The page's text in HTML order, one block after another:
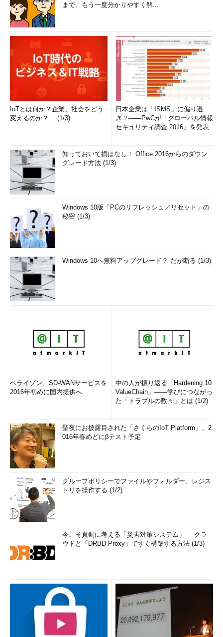
まで、もう一度分かりやすく解...
IoTとは何か？企業、社会をどう
変えるのか？ (1/3)
日本企業は「ISMS」に偏り過
ぎ？――PwCが「グローバル情報
セキュリティ調査 2016」を発表
知っておいて損はなし！ Office 2016からのダウン
グレード方法 (1/3)
Windows 10版「PCのリフレッシュ／リセット」の
秘密 (1/3)
Windows 10へ無料アップグレード？ だが断る (1/3)
ベライゾン、SD-WANサービスを
2016年初めに国内提供へ
中の人が振り返る「Hardening 10
ValueChain」――学びにつながっ
た「トラブルの数々」とは (1/2)
聖夜にお披露目された「さくらのIoT Platform」、2
016年春めどにβテスト予定
グループポリシーでファイルやフォルダー、レジス
トリを操作する (1/2)
今こそ真剣に考える「災害対策システム」──クラ
ウドと「DRBD Proxy」ですぐ構築する方法 (1/3)